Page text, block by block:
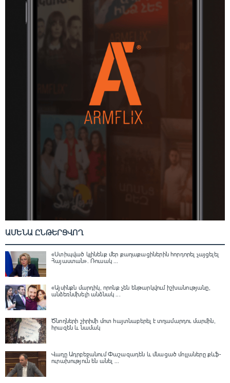
ԱՄԵՆԱ ԸՆԹԵՐՑՎՈՂ
«Ստիպված կլինենք մեր քաղաքացիներին հորդորել չայցելել
Հայաստան»․ Ռուսակ ...
«Այսինքն մարդիկ, որոնք չեն ենթարկվում իշխանությանը,
անձեռնմխելի անձնակ ...
Ծնողների շիրիմի մոտ հայտնաբերել է տղամարդու մարմին,
հրազեն և նամակ
Վաղը Ադրբեջանում Փաշազադեն և մնացած մոլլաները քևֆ-
ուրախություն են անել ...